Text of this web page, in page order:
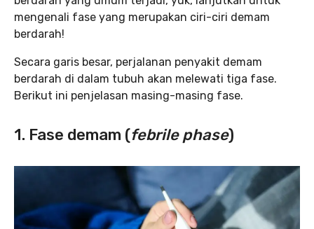
mengenali fase yang merupakan ciri-ciri demam
berdarah!
Secara garis besar, perjalanan penyakit demam
berdarah di dalam tubuh akan melewati tiga fase.
Berikut ini penjelasan masing-masing fase.
1. Fase demam (febrile phase)